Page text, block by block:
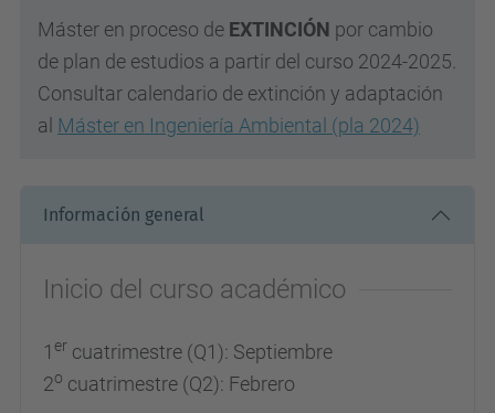
Máster en proceso de EXTINCIÓN por cambio
de plan de estudios a partir del curso 2024-2025.
Consultar calendario de extinción y adaptación
al Máster en Ingeniería Ambiental (pla 2024)
Información general
Inicio del curso académico
1 er cuatrimestre (Q1): Septiembre
2o cuatrimestre (Q2): Febrero